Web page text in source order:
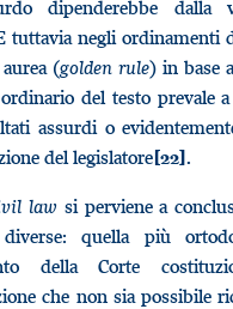
dipenderebbe dalla
tuttavia negli ordinamenti
(golden rule) in base
del testo prevale
assurdi o
del legislatore[22].
law si perviene a
diverse: quella più
della Corte
che non sia possibile